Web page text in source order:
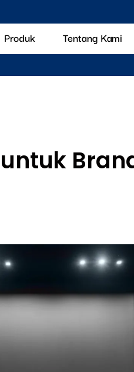
Produk Tentang Kami